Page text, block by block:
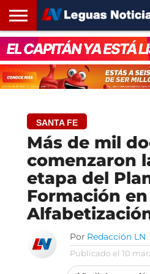
INICIO
SANTA
FE
ROSARIO24
REGIONES
ARGENTINA
OPINIÓN
CONTACTO
SANTA FE
Más de mil
comenzaron
etapa del
Formación en
Por Redacción LN
Publicado el 10